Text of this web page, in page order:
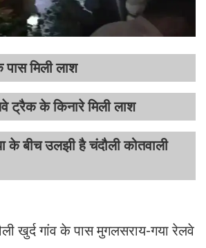
पास मिली लाश
ट्रैक के किनारे मिली लाश
के बीच उलझी है चंदौली कोतवाली
खुर्द गांव के पास मुगलसराय-गया रेलवे